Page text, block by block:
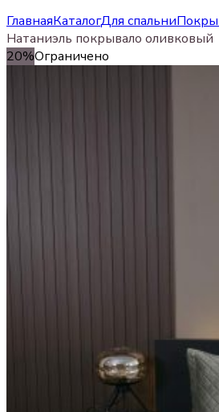
ГлавнаяКаталогДля спальни
Натаниэль покрывало оливковый
20%Ограничено